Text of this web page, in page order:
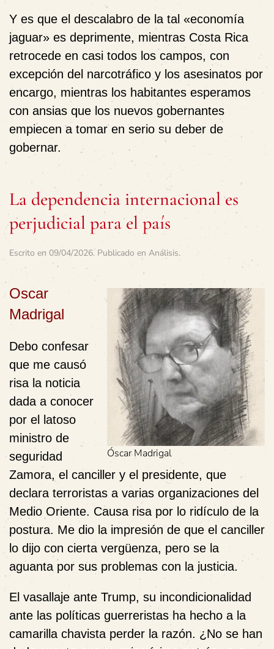
Y es que el descalabro de la tal «economía
jaguar» es deprimente, mientras Costa Rica
retrocede en casi todos los campos, con
excepción del narcotráfico y los asesinatos por
encargo, mientras los habitantes esperamos
con ansias que los nuevos gobernantes
empiecen a tomar en serio su deber de
gobernar.
La dependencia internacional es
perjudicial para el país
Escrito en 09/04/2026. Publicado en Análisis.
Óscar Madrigal
Oscar
Madrigal
Debo confesar
que me causó
risa la noticia
dada a conocer
por el latoso
ministro de
seguridad
Zamora, el canciller y el presidente, que
declara terroristas a varias organizaciones del
Medio Oriente. Causa risa por lo ridículo de la
postura. Me dio la impresión de que el canciller
lo dijo con cierta vergüenza, pero se la
aguanta por sus problemas con la justicia.
El vasallaje ante Trump, su incondicionalidad
ante las políticas guerreristas ha hecho a la
camarilla chavista perder la razón. ¿No se han